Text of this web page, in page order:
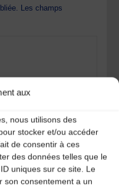
aux
nous utilisons des
stocker et/ou accéder
de consentir à ces
des données telles que le
uniques sur ce site. Le
son consentement a un
Les champs